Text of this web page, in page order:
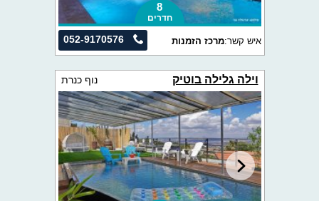
8
חדרים
052-9170576 איש קשר:מרכז הזמנות
וילה גלילה בוטיק נוף כנרת